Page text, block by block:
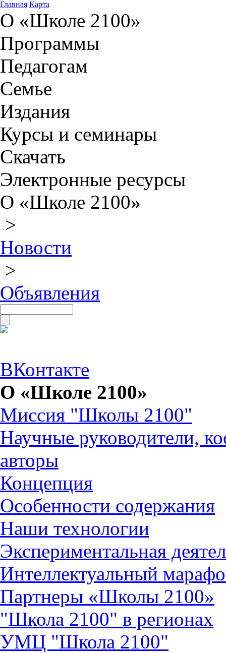
Главная Карта
О «Школе 2100»
Программы
Педагогам
Семье
Издания
Курсы и семинары
Скачать
Электронные ресурсы
О «Школе 2100»
>
Новости
>
Объявления
ВКонтакте
О «Школе 2100»
Миссия "Школы 2100"
Научные руководители,
авторы
Концепция
Особенности содержания
Наши технологии
Экспериментальная
Интеллектуальный
Партнеры «Школы 2100»
"Школа 2100" в регионах
УМЦ "Школа 2100"